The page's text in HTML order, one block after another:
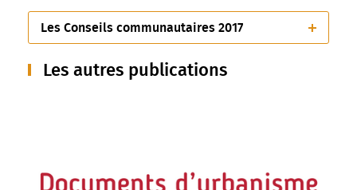
Les Conseils communautaires 2017
Les autres publications